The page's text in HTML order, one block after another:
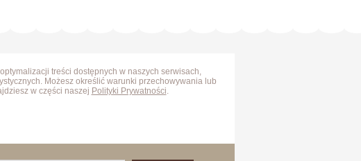
treści dostępnych w naszych serwisach,
Możesz określić warunki przechowywania lub
w części naszej Polityki Prywatności.